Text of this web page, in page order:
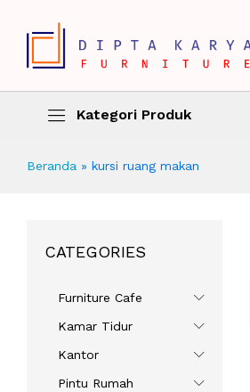
Kategori Produk
Beranda » kursi ruang makan
CATEGORIES
Furniture Cafe
Kamar Tidur
Kantor
Pintu Rumah